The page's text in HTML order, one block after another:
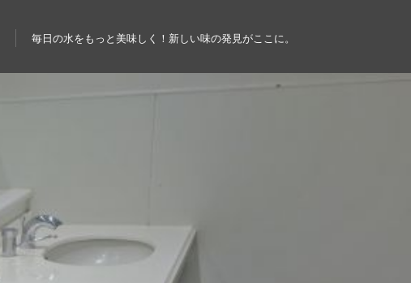
毎日の水をもっと美味しく！新しい味の発見がここに。